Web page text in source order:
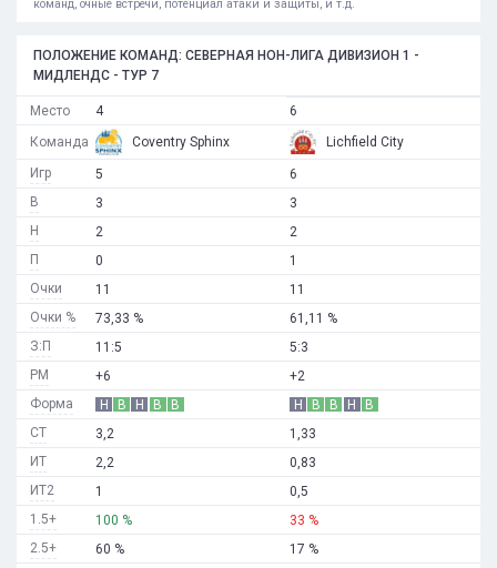
команд, очные встречи, потенциал атаки и защиты, и т.д.
ПОЛОЖЕНИЕ КОМАНД: СЕВЕРНАЯ НОН-ЛИГА ДИВИЗИОН 1 -
МИДЛЕНДС - ТУР 7
Место
Команда
Игр
В
Н
П
Очки
Очки %
З:П
РМ
Форма
СТ
ИТ
ИТ2
1.5+
2.5+
4
Coventry Sphinx
5
3
2
0
11
73,33 %
11:5
+6
Н
В Н В
В
3,2
2,2
1
100 %
60 %
6
Lichfield City
6
3
2
1
11
61,11 %
5:3
+2
Н
В В Н
В
1,33
0,83
0,5
33 %
17 %